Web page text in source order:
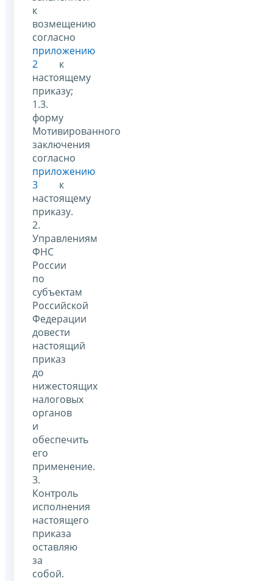
к
возмещению
согласно
приложению
2 к
настоящему
приказу;
1.3.
форму
Мотивированного
заключения
согласно
приложению
3 к
настоящему
приказу.
2.
Управлениям
ФНС
России
по
субъектам
Российской
Федерации
довести
настоящий
приказ
до
нижестоящих
налоговых
органов
и
обеспечить
его
применение.
3.
Контроль
исполнения
настоящего
приказа
оставляю
за
собой.